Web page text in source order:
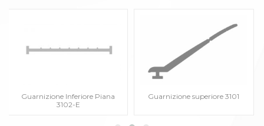
Guarnizione Inferiore Piana
3102-E
Guarnizione superiore 3101